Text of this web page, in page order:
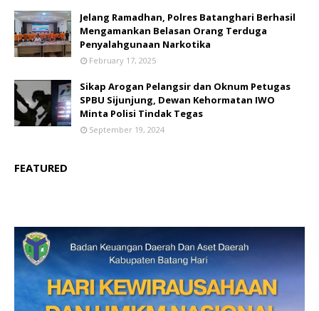
Jelang Ramadhan, Polres Batanghari Berhasil
Mengamankan Belasan Orang Terduga
Penyalahgunaan Narkotika
February 17, 2025
Sikap Arogan Pelangsir dan Oknum Petugas
SPBU Sijunjung, Dewan Kehormatan IWO
Minta Polisi Tindak Tegas
September 19, 2024
FEATURED